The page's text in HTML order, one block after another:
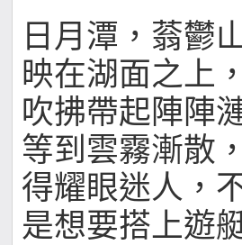
日月潭，蓊鬱
映在湖面之上
吹拂帶起陣陣
等到雲霧漸散
得耀眼迷人，
是想要搭上遊